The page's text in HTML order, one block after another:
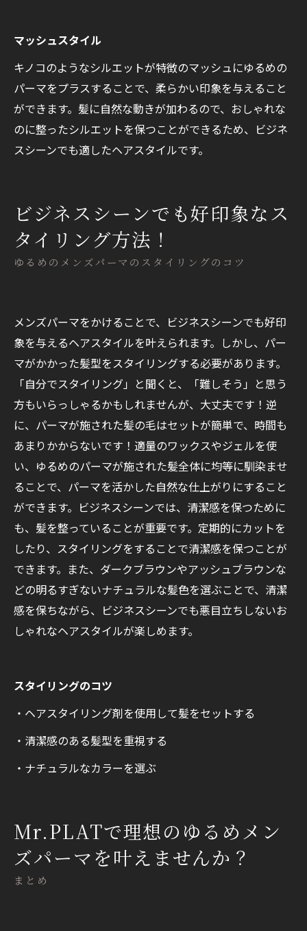
マッシュスタイル
キノコのようなシルエットが特徴のマッシュにゆるめの
パーマをプラスすることで、柔らかい印象を与えること
ができます。髪に自然な動きが加わるので、おしゃれな
のに整ったシルエットを保つことができるため、ビジネ
スシーンでも適したヘアスタイルです。
ゆるめのメンズパーマのスタイリングのコツ
ビジネスシーンでも好印象なス
タイリング方法！
メンズパーマをかけることで、ビジネスシーンでも好印
象を与えるヘアスタイルを叶えられます。しかし、パー
マがかかった髪型をスタイリングする必要があります。
「自分でスタイリング」と聞くと、「難しそう」と思う
方もいらっしゃるかもしれませんが、大丈夫です！逆
に、パーマが施された髪の毛はセットが簡単で、時間も
あまりかからないです！適量のワックスやジェルを使
い、ゆるめのパーマが施された髪全体に均等に馴染ませ
ることで、パーマを活かした自然な仕上がりにすること
ができます。ビジネスシーンでは、清潔感を保つために
も、髪を整っていることが重要です。定期的にカットを
したり、スタイリングをすることで清潔感を保つことが
できます。また、ダークブラウンやアッシュブラウンな
どの明るすぎないナチュラルな髪色を選ぶことで、清潔
感を保ちながら、ビジネスシーンでも悪目立ちしないお
しゃれなヘアスタイルが楽しめます。
スタイリングのコツ
・ヘアスタイリング剤を使用して髪をセットする
・清潔感のある髪型を重視する
・ナチュラルなカラーを選ぶ
Mr.PLATで理想のゆるめメン
ズパーマを叶えませんか？
まとめ